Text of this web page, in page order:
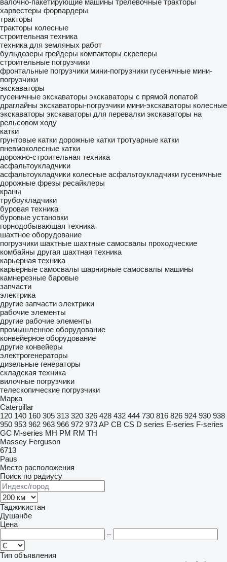
валочно-пакетирующие машины трелевочные тракторы
харвестеры форвардеры
тракторы
тракторы колесные
строительная техника
техника для земляных работ
бульдозеры грейдеры компакторы скреперы
строительные погрузчики
фронтальные погрузчики мини-погрузчики гусеничные мини-
погрузчики
экскаваторы
гусеничные экскаваторы экскаваторы с прямой лопатой
драглайны экскаваторы-погрузчики мини-экскаваторы колесные
экскаваторы экскаваторы для перевалки экскаваторы на
рельсовом ходу
катки
грунтовые катки дорожные катки тротуарные катки
пневмоколесные катки
дорожно-строительная техника
асфальтоукладчики
асфальтоукладчики колесные асфальтоукладчики гусеничные
дорожные фрезы ресайклеры
краны
трубоукладчики
буровая техника
буровые установки
горнодобывающая техника
шахтное оборудование
погрузчики шахтные шахтные самосвалы проходческие
комбайны другая шахтная техника
карьерная техника
карьерные самосвалы шарнирные самосвалы машины
камнерезные баровые
запчасти
электрика
другие запчасти электрики
рабочие элементы
другие рабочие элементы
промышленное оборудование
конвейерное оборудование
другие конвейеры
электрогенераторы
дизельные генераторы
складская техника
вилочные погрузчики
телескопические погрузчики
Марка
Caterpillar
120 140 160 305 313 320 326 428 432 444 730 816 826 924 930 938
950 953 962 963 966 972 973AP CB CS D series E-series F-series
GC M-series MH PM RM TH
Massey Ferguson
6713
Paus
Место расположения
Поиск по радиусу
Таджикистан
Душанбе
Цена
–
Тип объявления